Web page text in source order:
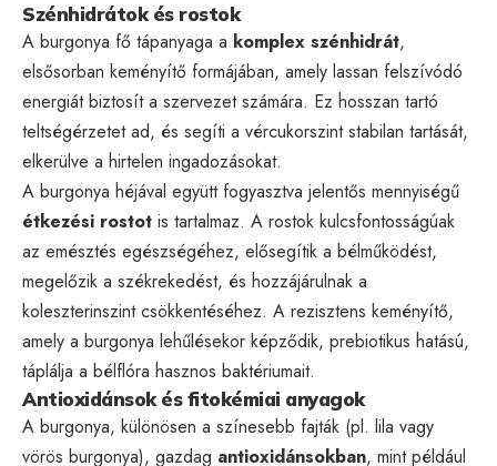
Szénhidrátok és rostok
A burgonya fő tápanyaga a komplex szénhidrát,
elsősorban keményítő formájában, amely lassan felszívódó
energiát biztosít a szervezet számára. Ez hosszan tartó
teltségérzetet ad, és segíti a vércukorszint stabilan tartását,
elkerülve a hirtelen ingadozásokat.
A burgonya héjával együtt fogyasztva jelentős mennyiségű
étkezési rostot is tartalmaz. A rostok kulcsfontosságúak
az emésztés egészségéhez, elősegítik a bélműködést,
megelőzik a székrekedést, és hozzájárulnak a
koleszterinszint csökkentéséhez. A rezisztens keményítő,
amely a burgonya lehűlésekor képződik, prebiotikus hatású,
táplálja a bélflóra hasznos baktériumait.
Antioxidánsok és fitokémiai anyagok
A burgonya, különösen a színesebb fajták (pl. lila vagy
vörös burgonya), gazdag antioxidánsokban, mint például